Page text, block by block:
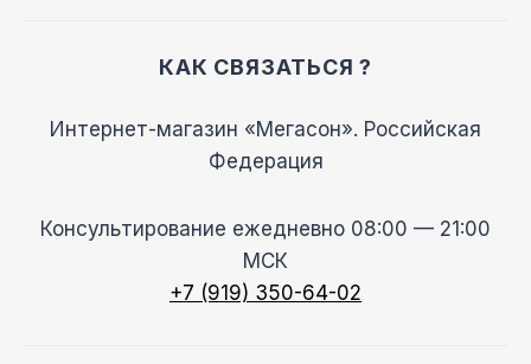
КАК СВЯЗАТЬСЯ ?
Интернет-магазин «Мегасон». Российская
Федерация
Консультирование ежедневно 08:00 — 21:00
МСК
+7 (919) 350-64-02